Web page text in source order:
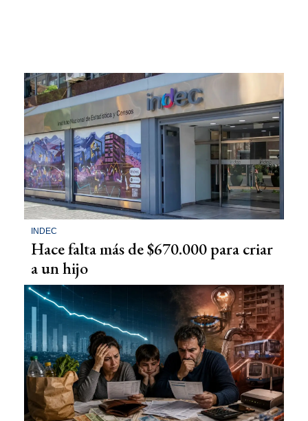
INDEC
Hace falta más de $670.000 para criar
a un hijo